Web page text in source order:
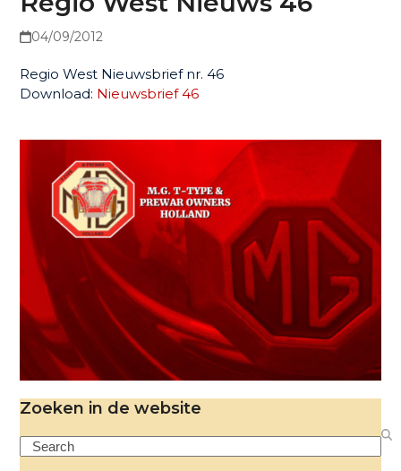
04/09/2012
Regio West Nieuwsbrief nr. 46
Download: Nieuwsbrief 46
Zoeken in de website
Search